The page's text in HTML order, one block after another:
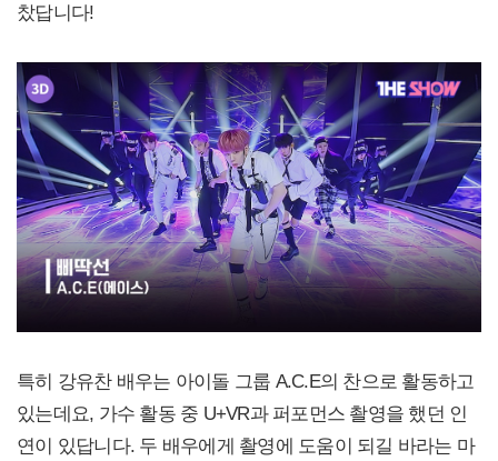
찼답니다!
특히 강유찬 배우는 아이돌 그룹 A.C.E의 찬으로 활동하고
있는데요, 가수 활동 중 U+VR과 퍼포먼스 촬영을 했던 인
연이 있답니다. 두 배우에게 촬영에 도움이 되길 바라는 마